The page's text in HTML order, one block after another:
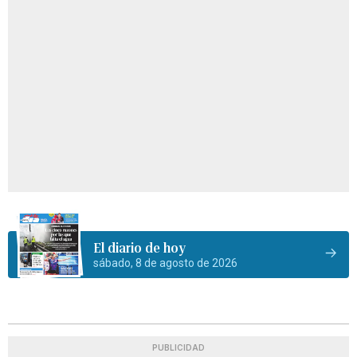
El diario de hoy
sábado, 8 de agosto de 2026
PUBLICIDAD